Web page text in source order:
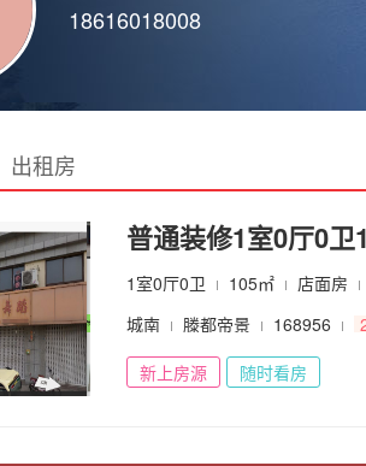
18616018008
出租房
普通装修1室0厅0卫
1室0厅0卫 105㎡
店面房
城南
滕都帝景 168956
新上房源
随时看房